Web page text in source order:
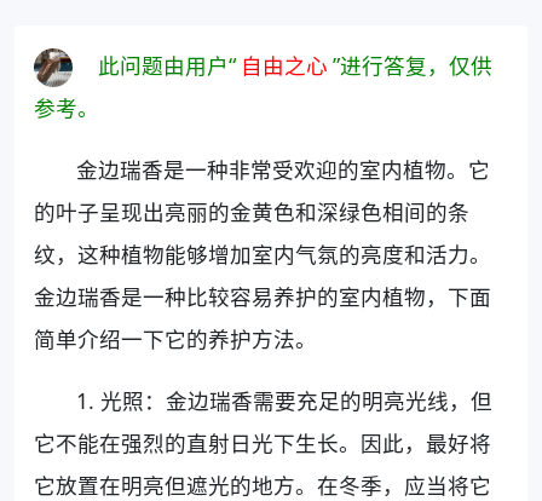
此问题由用户“ 自由之心 ”进行答复，仅供
参考。
金边瑞香是一种非常受欢迎的室内植物。它
的叶子呈现出亮丽的金黄色和深绿色相间的条
纹，这种植物能够增加室内气氛的亮度和活力。
金边瑞香是一种比较容易养护的室内植物，下面
简单介绍一下它的养护方法。
1. 光照：金边瑞香需要充足的明亮光线，但
它不能在强烈的直射日光下生长。因此，最好将
它放置在明亮但遮光的地方。在冬季，应当将它